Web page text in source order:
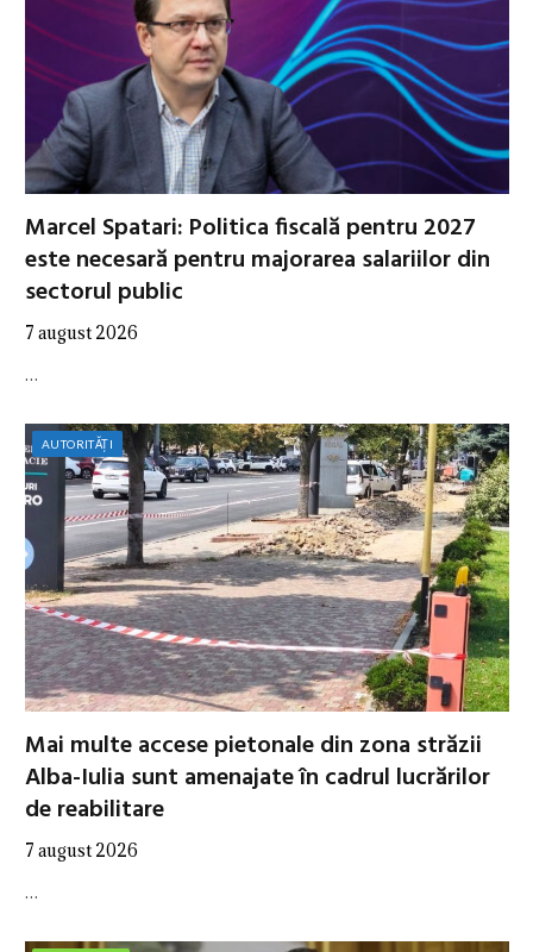
Marcel Spatari: Politica fiscală pentru 2027
este necesară pentru majorarea salariilor din
sectorul public
7 august 2026
…
AUTORITĂȚI
Mai multe accese pietonale din zona străzii
Alba-Iulia sunt amenajate în cadrul lucrărilor
de reabilitare
7 august 2026
…